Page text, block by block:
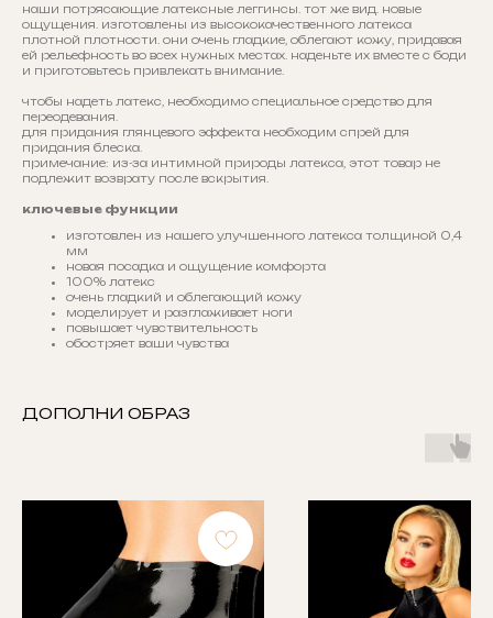
наши потрясающие латексные леггинсы. тот же вид. новые
ощущения. изготовлены из высококачественного латекса
плотной плотности. они очень гладкие, облегают кожу, придавая
ей рельефность во всех нужных местах. наденьте их вместе с боди
и приготовьтесь привлекать внимание.
чтобы надеть латекс, необходимо специальное средство для
переодевания.
для придания глянцевого эффекта необходим спрей для
придания блеска.
примечание: из-за интимной природы латекса, этот товар не
подлежит возврату после вскрытия.
ключевые функции
изготовлен из нашего улучшенного латекса толщиной 0,4
мм
новая посадка и ощущение комфорта
100% латекс
очень гладкий и облегающий кожу
моделирует и разглаживает ноги
повышает чувствительность
обостряет ваши чувства
ДОПОЛНИ ОБРАЗ